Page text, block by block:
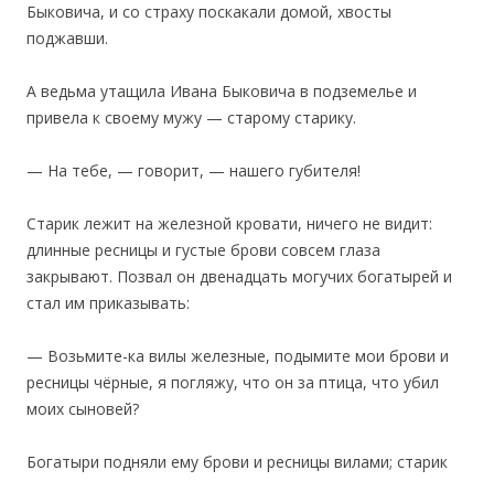
Быковича, и со страху поскакали домой, хвосты
поджавши.
А ведьма утащила Ивана Быковича в подземелье и
привела к своему мужу — старому старику.
— На тебе, — говорит, — нашего губителя!
Старик лежит на железной кровати, ничего не видит:
длинные ресницы и густые брови совсем глаза
закрывают. Позвал он двенадцать могучих богатырей и
стал им приказывать:
— Возьмите-ка вилы железные, подымите мои брови и
ресницы чёрные, я погляжу, что он за птица, что убил
моих сыновей?
Богатыри подняли ему брови и ресницы вилами; старик